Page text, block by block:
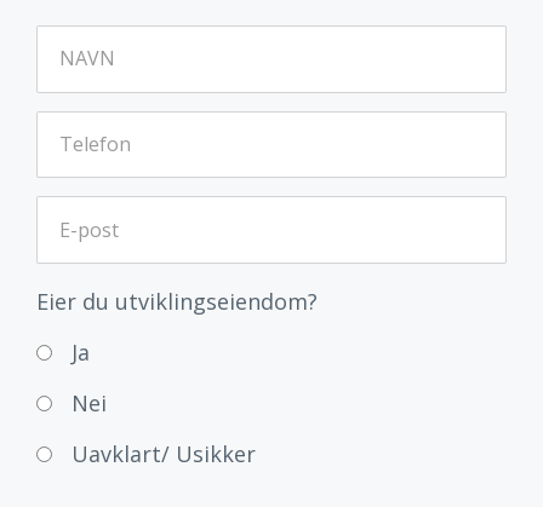
Eier du utviklingseiendom?
Ja
Nei
Uavklart/ Usikker